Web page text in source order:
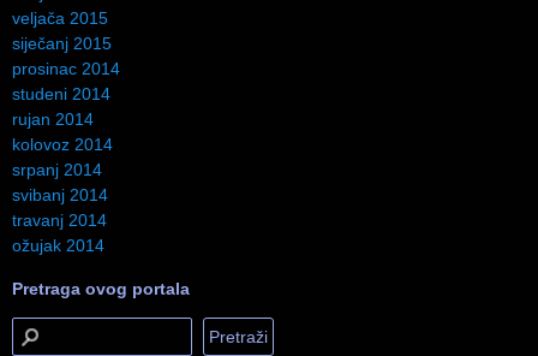
veljača 2015
siječanj 2015
prosinac 2014
studeni 2014
rujan 2014
kolovoz 2014
srpanj 2014
svibanj 2014
travanj 2014
ožujak 2014
Pretraga ovog portala